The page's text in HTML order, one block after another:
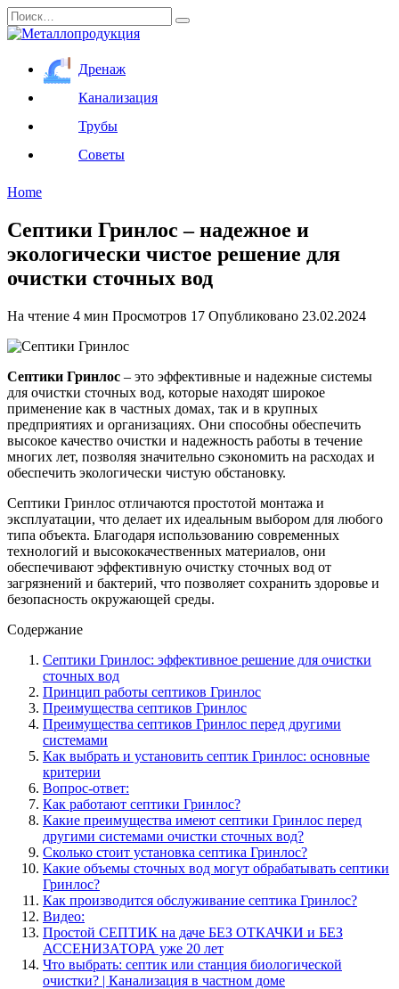
Перейти
к
содержанию
Search
for:
Дренаж
Канализация
Трубы
Советы
Home
Септики Гринлос – надежное и
экологически чистое решение для
очистки сточных вод
На чтение 4 мин Просмотров 17 Опубликовано 23.02.2024
Септики Гринлос – это эффективные и надежные системы
для очистки сточных вод, которые находят широкое
применение как в частных домах, так и в крупных
предприятиях и организациях. Они способны обеспечить
высокое качество очистки и надежность работы в течение
многих лет, позволяя значительно сэкономить на расходах и
обеспечить экологически чистую обстановку.
Септики Гринлос отличаются простотой монтажа и
эксплуатации, что делает их идеальным выбором для любого
типа объекта. Благодаря использованию современных
технологий и высококачественных материалов, они
обеспечивают эффективную очистку сточных вод от
загрязнений и бактерий, что позволяет сохранить здоровье и
безопасность окружающей среды.
Содержание
Септики Гринлос: эффективное решение для очистки
сточных вод
Принцип работы септиков Гринлос
Преимущества септиков Гринлос
Преимущества септиков Гринлос перед другими
системами
Как выбрать и установить септик Гринлос: основные
критерии
Вопрос-ответ:
Как работают септики Гринлос?
Какие преимущества имеют септики Гринлос перед
другими системами очистки сточных вод?
Сколько стоит установка септика Гринлос?
Какие объемы сточных вод могут обрабатывать септики
Гринлос?
Как производится обслуживание септика Гринлос?
Видео:
Простой СЕПТИК на даче БЕЗ ОТКАЧКИ и БЕЗ
АССЕНИЗАТОРА уже 20 лет
Что выбрать: септик или станция биологической
очистки? | Канализация в частном доме